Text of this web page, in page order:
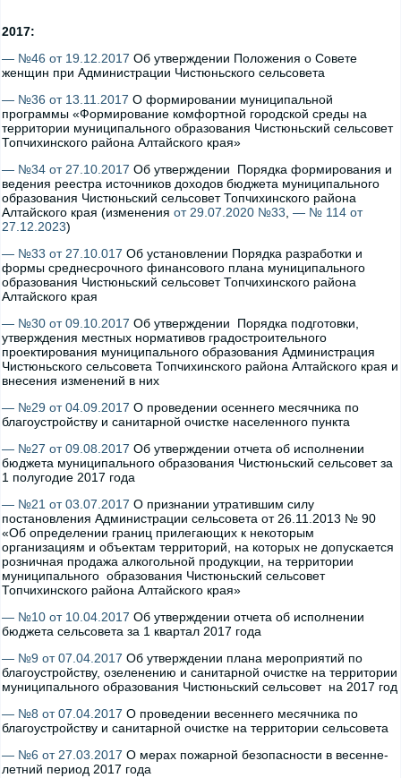
2017:
— №46 от 19.12.2017 Об утверждении Положения о Совете
женщин при Администрации Чистюньского сельсовета
— №36 от 13.11.2017 О формировании муниципальной
программы «Формирование комфортной городской среды на
территории муниципального образования Чистюньский сельсовет
Топчихинского района Алтайского края»
— №34 от 27.10.2017 Об утверждении Порядка формирования и
ведения реестра источников доходов бюджета муниципального
образования Чистюньский сельсовет Топчихинского района
Алтайского края (изменения от 29.07.2020 №33 — № 114 от
27.12.2023)
— №33 от 27.10.017 Об установлении Порядка разработки и
формы среднесрочного финансового плана муниципального
образования Чистюньский сельсовет Топчихинского района
Алтайского края
— №30 от 09.10.2017 Об утверждении Порядка подготовки,
утверждения местных нормативов градостроительного
проектирования муниципального образования Администрация
Чистюньского сельсовета Топчихинского района Алтайского края и
внесения изменений в них
— №29 от 04.09.2017 О проведении осеннего месячника по
благоустройству и санитарной очистке населенного пункта
— №27 от 09.08.2017 Об утверждении отчета об исполнении
бюджета муниципального образования Чистюньский сельсовет за
1 полугодие 2017 года
— №21 от 03.07.2017 О признании утратившим силу
постановления Администрации сельсовета от 26.11.2013 № 90
«Об определении границ прилегающих к некоторым
организациям и объектам территорий, на которых не допускается
розничная продажа алкогольной продукции, на территории
муниципального образования Чистюньский сельсовет
Топчихинского района Алтайского края»
— №10 от 10.04.2017 Об утверждении отчета об исполнении
бюджета сельсовета за 1 квартал 2017 года
— №9 от 07.04.2017 Об утверждении плана мероприятий по
благоустройству, озеленению и санитарной очистке на территории
муниципального образования Чистюньский сельсовет на 2017 год
— №8 от 07.04.2017 О проведении весеннего месячника по
благоустройству и санитарной очистке на территории сельсовета
— №6 от 27.03.2017 О мерах пожарной безопасности в весенне-
летний период 2017 года